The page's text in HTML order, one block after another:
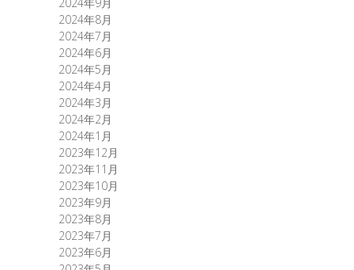
2024年8月
2024年7月
2024年6月
2024年5月
2024年4月
2024年3月
2024年2月
2024年1月
2023年12月
2023年11月
2023年10月
2023年9月
2023年8月
2023年7月
2023年6月